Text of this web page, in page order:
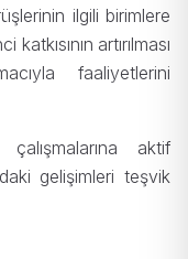
ilgili birimlere
artırılması
faaliyetlerini
aktif
gelişimleri teşvik